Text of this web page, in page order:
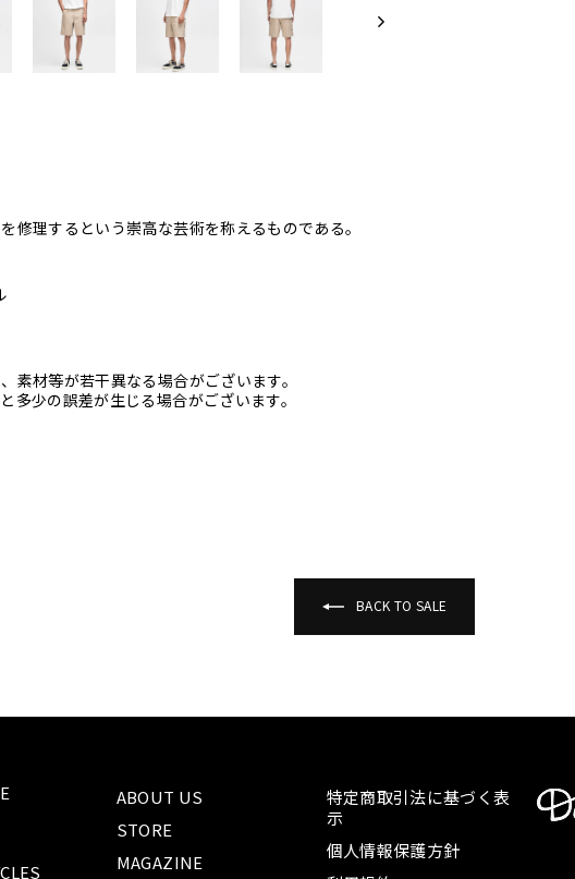
修理するという崇高な芸術を称えるものである。
材等が若干異なる場合がございます。
少の誤差が生じる場合がございます。
BACK TO SALE
ABOUT US
STORE
MAGAZINE
特定商取引法に基づく表
示
個人情報保護方針